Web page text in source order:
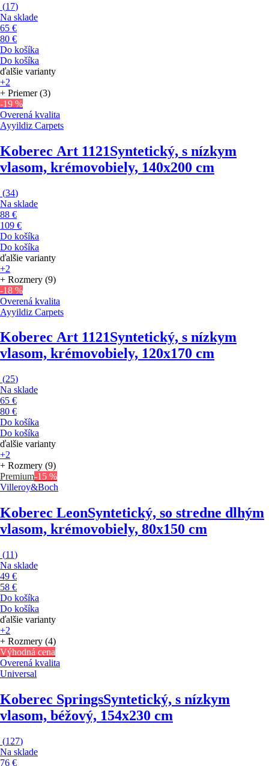
(17)
Na sklade
65 €
80 €
Do košíka
Do košíka
ďalšie varianty
+2
+ Priemer (3)
-19 %
Overená kvalita
Ayyildiz Carpets
Koberec Art 1121Syntetický, s nízkym
vlasom, krémovobiely, 140x200 cm
(34)
Na sklade
88 €
109 €
Do košíka
Do košíka
ďalšie varianty
+2
+ Rozmery (9)
-18 %
Overená kvalita
Ayyildiz Carpets
Koberec Art 1121Syntetický, s nízkym
vlasom, krémovobiely, 120x170 cm
(25)
Na sklade
65 €
80 €
Do košíka
Do košíka
ďalšie varianty
+2
+ Rozmery (9)
Premium-15 %
Villeroy&Boch
Koberec LeonSyntetický, so stredne dlhým
vlasom, krémovobiely, 80x150 cm
(11)
Na sklade
49 €
58 €
Do košíka
Do košíka
ďalšie varianty
+2
+ Rozmery (4)
Výhodná cena
Overená kvalita
Universal
Koberec SpringsSyntetický, s nízkym
vlasom, béžový, 154x230 cm
(127)
Na sklade
76 €